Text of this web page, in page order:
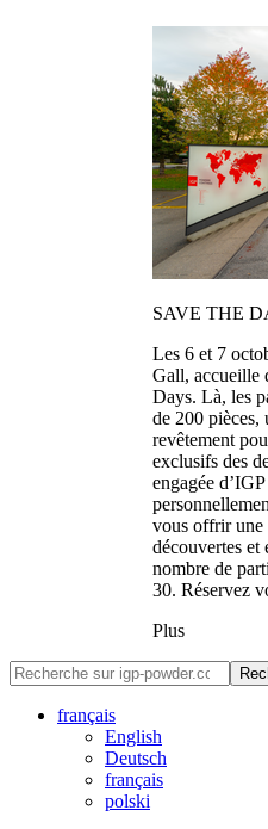
SAVE THE
Les 6 et 7
Gall, accueille
Days. Là, les
de 200 pièces,
revêtement
exclusifs des
engagée
vous offrir une
découvertes et
nombre de
30. Réservez
Plus
français
English
Deutsch
français
polski